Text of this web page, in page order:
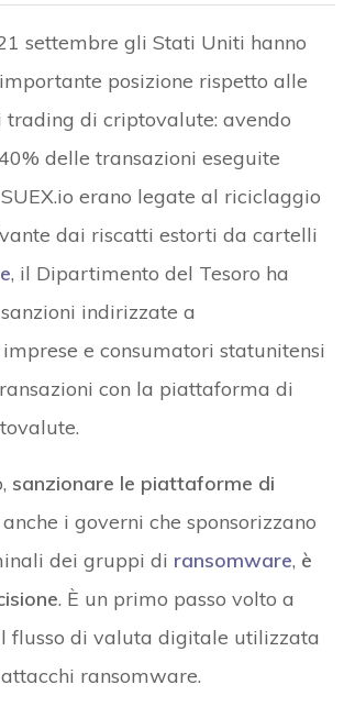
settembre gli Stati Uniti hanno
posizione rispetto alle
di criptovalute: avendo
delle transazioni eseguite
erano legate al riciclaggio
dai riscatti estorti da cartelli
, il Dipartimento del Tesoro ha
indirizzate a
e consumatori statunitensi
con la piattaforma di
sanzionare le piattaforme di
i governi che sponsorizzano
dei gruppi di ransomware, è
. È un primo passo volto a
flusso di valuta digitale utilizzata
ransomware.